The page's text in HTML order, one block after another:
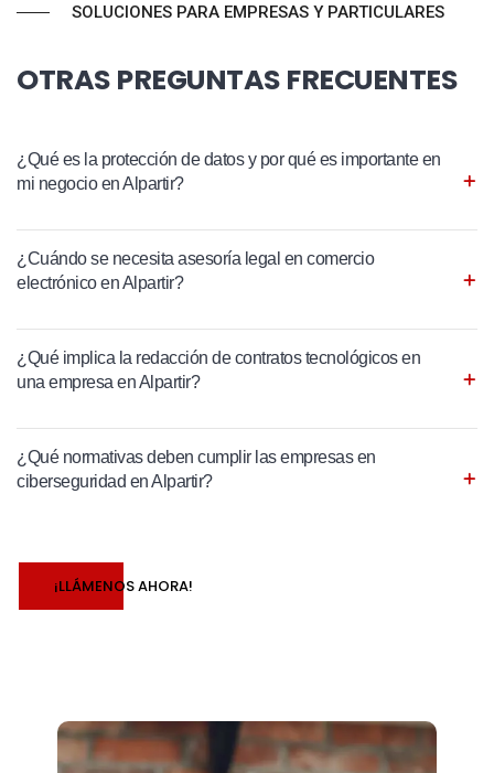
SOLUCIONES PARA EMPRESAS Y PARTICULARES
OTRAS PREGUNTAS FRECUENTES
¿Qué es la protección de datos y por qué es importante en
mi negocio en Alpartir?
¿Cuándo se necesita asesoría legal en comercio
electrónico en Alpartir?
¿Qué implica la redacción de contratos tecnológicos en
una empresa en Alpartir?
¿Qué normativas deben cumplir las empresas en
ciberseguridad en Alpartir?
¡LLÁMENOS AHORA!